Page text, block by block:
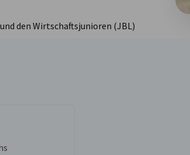
den Wirtschaftsjunioren (JBL)